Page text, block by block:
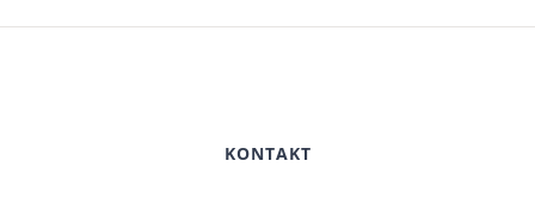
KONTAKT